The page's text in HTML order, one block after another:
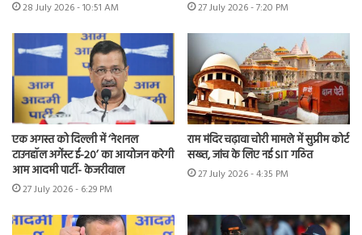
28 July 2026 - 10:51 AM 27 July 2026 - 7:20 PM
एक अगस्त को दिल्ली में ‘नेशनल
टाउनहॉल अगेंस्ट ई-20’ का आयोजन करेगी
आम आदमी पार्टी- केजरीवाल
27 July 2026 - 6:29 PM
राम मंदिर चढ़ावा चोरी मामले में सुप्रीम कोर्ट
सख्त, जांच के लिए नई SIT गठित
27 July 2026 - 4:35 PM